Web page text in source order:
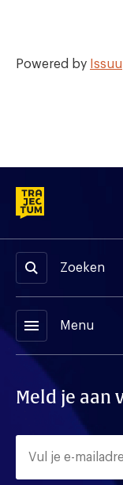
Powered by Issuu
Zoeken
menu Menu
Meld je aan